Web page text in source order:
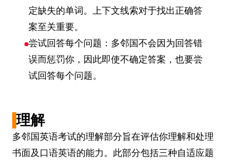
定缺失的单词。上下文线索对于找出正确答
案至关重要。
尝试回答每个问题：多邻国不会因为回答错
误而惩罚你，因此即使不确定答案，也要尝
试回答每个问题。
理解
多邻国英语考试的理解部分旨在评估你理解和处理
书面及口语英语的能力。此部分包括三种自适应题